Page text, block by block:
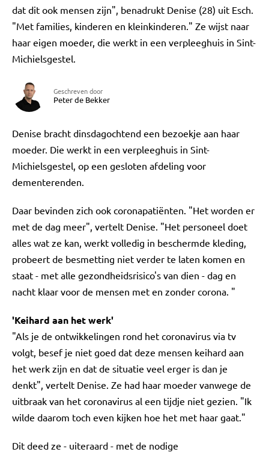
dat dit ook mensen zijn", benadrukt Denise (28) uit Esch.
"Met families, kinderen en kleinkinderen." Ze wijst naar
haar eigen moeder, die werkt in een verpleeghuis in Sint-
Michielsgestel.
Geschreven door
Peter de Bekker
Denise bracht dinsdagochtend een bezoekje aan haar
moeder. Die werkt in een verpleeghuis in Sint-
Michielsgestel, op een gesloten afdeling voor
dementerenden.
Daar bevinden zich ook coronapatiënten. "Het worden er
met de dag meer", vertelt Denise. "Het personeel doet
alles wat ze kan, werkt volledig in beschermde kleding,
probeert de besmetting niet verder te laten komen en
staat - met alle gezondheidsrisico's van dien - dag en
nacht klaar voor de mensen met en zonder corona. "
'Keihard aan het werk'
"Als je de ontwikkelingen rond het coronavirus via tv
volgt, besef je niet goed dat deze mensen keihard aan
het werk zijn en dat de situatie veel erger is dan je
denkt", vertelt Denise. Ze had haar moeder vanwege de
uitbraak van het coronavirus al een tijdje niet gezien. "Ik
wilde daarom toch even kijken hoe het met haar gaat."
Dit deed ze - uiteraard - met de nodige